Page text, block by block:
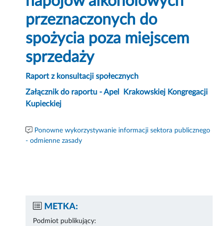
przeznaczonych do
spożycia poza miejscem
sprzedaży
Raport z konsultacji społecznych
Załącznik do raportu - Apel Krakowskiej Kongregacji
Kupieckiej
Ponowne wykorzystywanie informacji sektora publicznego
- odmienne zasady
METKA:
Podmiot publikujący: